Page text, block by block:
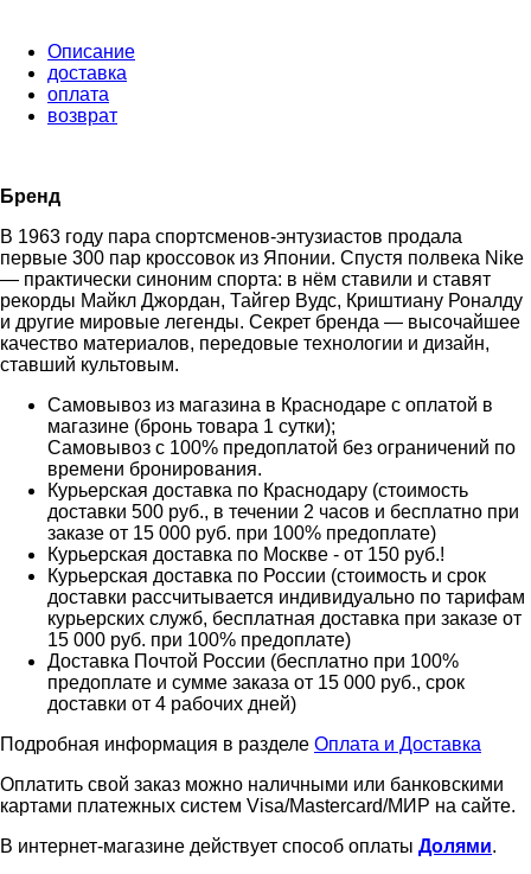
Описание
доставка
оплата
возврат
Бренд
В 1963 году пара спортсменов-энтузиастов продала
первые 300 пар кроссовок из Японии. Спустя полвека Nike
— практически синоним спорта: в нём ставили и ставят
рекорды Майкл Джордан, Тайгер Вудс, Криштиану Роналду
и другие мировые легенды. Секрет бренда — высочайшее
качество материалов, передовые технологии и дизайн,
ставший культовым.
Самовывоз из магазина в Краснодаре с оплатой в
магазине (бронь товара 1 сутки);
Самовывоз с 100% предоплатой без ограничений по
времени бронирования.
Курьерская доставка по Краснодару (стоимость
доставки 500 руб., в течении 2 часов и бесплатно при
заказе от 15 000 руб. при 100% предоплате)
Курьерская доставка по Москве - от 150 руб.!
Курьерская доставка по России (стоимость и срок
доставки рассчитывается индивидуально по тарифам
курьерских служб, бесплатная доставка при заказе от
15 000 руб. при 100% предоплате)
Доставка Почтой России (бесплатно при 100%
предоплате и сумме заказа от 15 000 руб., срок
доставки от 4 рабочих дней)
Подробная информация в разделе Оплата и Доставка
Оплатить свой заказ можно наличными или банковскими
картами платежных систем Visa/Mastercard/МИР на сайте.
В интернет-магазине действует способ оплаты Долями.